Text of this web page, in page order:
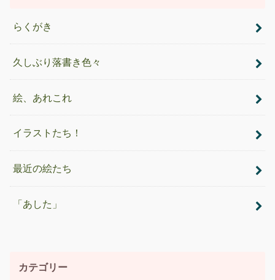
らくがき
久しぶり落書き色々
絵、あれこれ
イラストたち！
最近の絵たち
「あした」
カテゴリー